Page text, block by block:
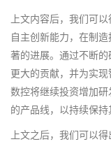
上文内容后，我们可
自主创新能力，在制
著的进展。通过不断
更大的贡献，并为实
数控将继续投资增加
的产品线，以持续保持
上文之后，我们可以